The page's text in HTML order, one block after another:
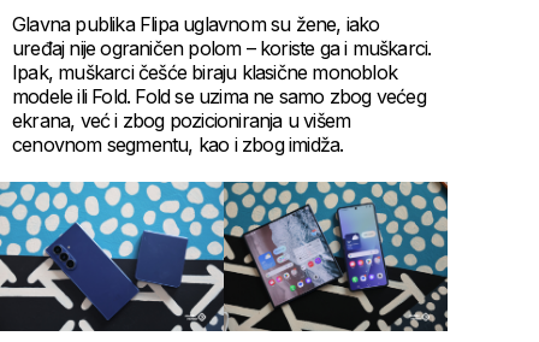
Glavna publika Flipa uglavnom su žene, iako
uređaj nije ograničen polom – koriste ga i muškarci.
Ipak, muškarci češće biraju klasične monoblok
modele ili Fold. Fold se uzima ne samo zbog većeg
ekrana, već i zbog pozicioniranja u višem
cenovnom segmentu, kao i zbog imidža.